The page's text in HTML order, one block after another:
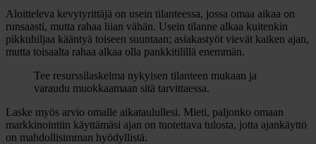
Aloitteleva kevytyrittäjä on usein tilanteessa, jossa omaa aikaa on
runsaasti, mutta rahaa liian vähän. Usein tilanne alkaa kuitenkin
pikkuhiljaa kääntyä toiseen suuntaan; asiakastyöt vievät kaiken ajan,
mutta toisaalta rahaa alkaa olla pankkitilillä enemmän.
Tee resurssilaskelma nykyisen tilanteen mukaan ja
varaudu muokkaamaan sitä tarvittaessa.
Laske myös arvio omalle aikataulullesi. Mieti, paljonko omaan
markkinointiin käyttämäsi ajan on tuotettava tulosta, jotta ajankäyttö
on mahdollisimman hyödyllistä.